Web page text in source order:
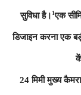
सुविधा है। 1एक
डिजाइन करना एक
24 मिमी मुख्य